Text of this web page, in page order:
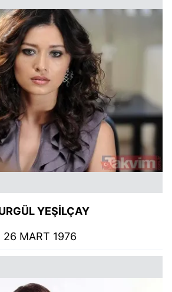
YEŞİLÇAY
26 MART 1976